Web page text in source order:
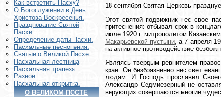
Как встретить Пасху?
О Богослужении в День
Христова Воскресенья.
Празднование Святой
Пасхи.
Определение даты Пасхи.
Пасхальные песнопения.
Святые о Великой Пасхе
Пасхальная лестница
Пасхальная трапеза.
Разное.
Пасхальная открытка.
О ВЕЛИКОМ ПОСТЕ
18 сентября Святая Церковь
Этот святой подвижник нес свое
притеснения: отбывал срок в
июле 1920 г. митрополитом
Макарьевской пустыни, а 7 апреля
на активное противодействие
Являясь твердым ревнителем
крае. Он безбоязненно нес свет
людям. И Господь прославил
Александр Седмиезерный не
верующих совершаются многие